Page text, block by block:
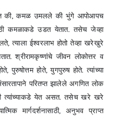
की, कमळ उमलले की भुंगे आपोआपच
कमळाकडे उडत येतात. तसेच जेव्हा
त्याला ईश्वरलाभ होतो तेव्हा खरेखुरे
श्रीरामकृष्णांचे जीवन लोकोत्तर व
पुरुषोत्तम होते, युगपुरुष होते. त्यांच्या
परितप्त झालेले अगणित लोक
त्यांच्याकडे येत असत. तसेच खरे खरे
मार्गदर्शनासाठी, अनुभव प्राप्त